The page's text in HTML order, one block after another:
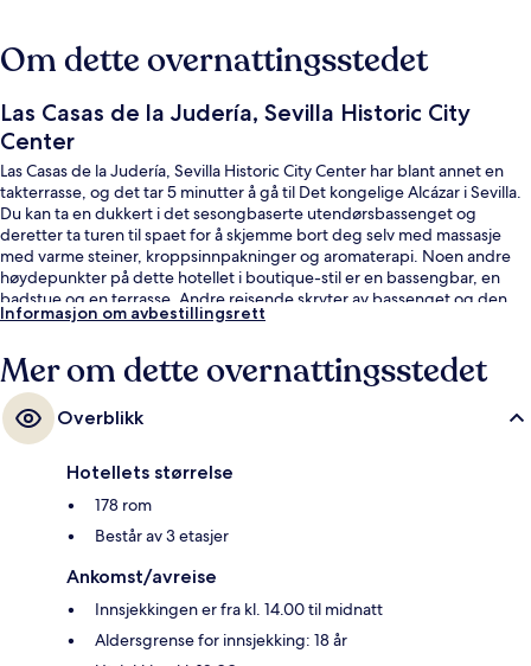
Om dette overnattingsstedet
Las Casas de la Judería, Sevilla Historic City
Center
Las Casas de la Judería, Sevilla Historic City Center har blant annet en
takterrasse, og det tar 5 minutter å gå til Det kongelige Alcázar i Sevilla.
Du kan ta en dukkert i det sesongbaserte utendørsbassenget og
deretter ta turen til spaet for å skjemme bort deg selv med massasje
med varme steiner, kroppsinnpakninger og aromaterapi. Noen andre
høydepunkter på dette hotellet i boutique-stil er en bassengbar, en
badstue og en terrasse. Andre reisende skryter av bassenget og den
vennlige betjeningen. Du kan gå til kollektivtransport: Det tar 10
Prado San Sebastián trikkeholdeplass.
Informasjon om avbestillingsrett
Mer om dette overnattingsstedet
Overblikk
Hotellets størrelse
178 rom
Består av 3 etasjer
Ankomst/avreise
Innsjekkingen er fra kl. 14.00 til midnatt
Aldersgrense for innsjekking: 18 år